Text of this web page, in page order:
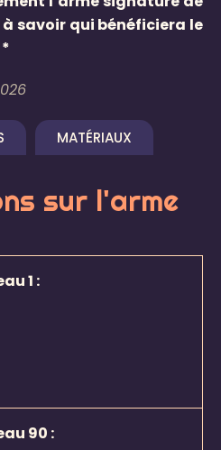
à savoir qui bénéficiera le
MATÉRIAUX
sur l'arme
1 :
90 :